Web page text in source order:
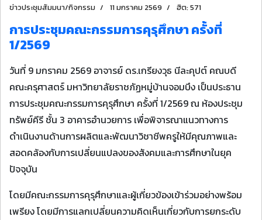
ข่าวประชุมสัมมนา/กิจกรรม 11 มกราคม 2569 ฮิต: 571
การประชุมคณะกรรมการคุรุศึกษา ครั้งที่
1/2569
วันที่ 9 มกราคม 2569 อาจารย์ ดร.เกรียงวุธ นีละคุปต์ คณบดี
คณะครุศาสตร์ มหาวิทยาลัยราชภัฏหมู่บ้านจอมบึง เป็นประธาน
การประชุมคณะกรรมการคุรุศึกษา ครั้งที่ 1/2569 ณ ห้องประชุม
ทรัพย์คีรี ชั้น 3 อาคารอำนวยการ เพื่อพิจารณาแนวทางการ
ดำเนินงานด้านการผลิตและพัฒนาวิชาชีพครูให้มีคุณภาพและ
สอดคล้องกับการเปลี่ยนแปลงของสังคมและการศึกษาในยุค
ปัจจุบัน
โดยมีคณะกรรมการคุรุศึกษาและผู้เกี่ยวข้องเข้าร่วมอย่างพร้อม
เพรียง โดยมีการแลกเปลี่ยนความคิดเห็นเกี่ยวกับการยกระดับ